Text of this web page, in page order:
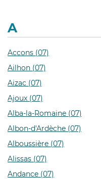
A
Accons (07)
Ailhon (07)
Aizac (07)
Ajoux (07)
Alba-la-Romaine (07)
Albon-d'Ardèche (07)
Alboussière (07)
Alissas (07)
Andance (07)